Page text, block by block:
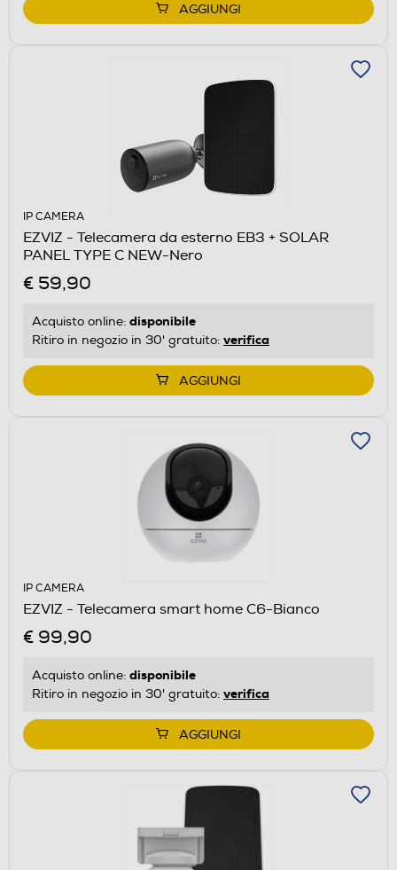
AGGIUNGI
IP CAMERA
EZVIZ - Telecamera da esterno EB3 + SOLAR
PANEL TYPE C NEW-Nero
€ 59,90
Acquisto online: disponibile
Ritiro in negozio in 30' gratuito: verifica
AGGIUNGI
IP CAMERA
EZVIZ - Telecamera smart home C6-Bianco
€ 99,90
Acquisto online: disponibile
Ritiro in negozio in 30' gratuito: verifica
AGGIUNGI